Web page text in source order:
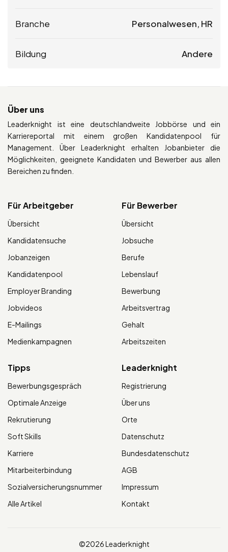
Branche Personalwesen, HR
Bildung Andere
Über uns
Leaderknight ist eine deutschlandweite Jobbörse und ein
Karriereportal mit einem großen Kandidatenpool für
Management. Über Leaderknight erhalten Jobanbieter die
Möglichkeiten, geeignete Kandidaten und Bewerber aus allen
Bereichen zu finden.
Für Arbeitgeber
Übersicht
Kandidatensuche
Jobanzeigen
Kandidatenpool
Employer Branding
Jobvideos
E-Mailings
Medienkampagnen
Für Bewerber
Übersicht
Jobsuche
Berufe
Lebenslauf
Bewerbung
Arbeitsvertrag
Gehalt
Arbeitszeiten
Tipps
Bewerbungsgespräch
Optimale Anzeige
Rekrutierung
Soft Skills
Karriere
Mitarbeiterbindung
Sozialversicherungsnummer
Alle Artikel
Leaderknight
Registrierung
Über uns
Orte
Datenschutz
Bundesdatenschutz
AGB
Impressum
Kontakt
©2026 Leaderknight